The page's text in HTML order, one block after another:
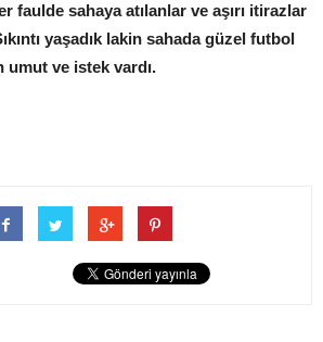
faulde sahaya atılanlar ve aşırı itirazlar
yaşadık lakin sahada güzel futbol
umut ve istek vardı.